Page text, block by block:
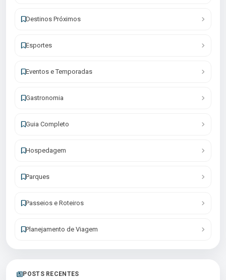
Destinos Próximos
Esportes
Eventos e Temporadas
Gastronomia
Guia Completo
Hospedagem
Parques
Passeios e Roteiros
Planejamento de Viagem
POSTS RECENTES